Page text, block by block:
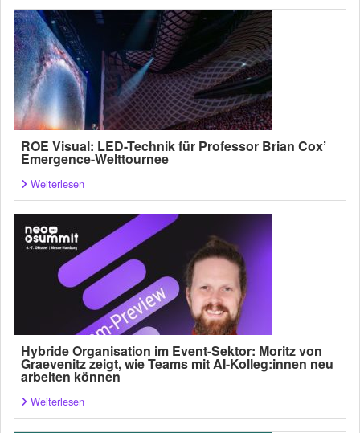
ROE Visual: LED-Technik für Professor Brian Cox’
Emergence-Welttournee
Weiterlesen
Hybride Organisation im Event-Sektor: Moritz von
Graevenitz zeigt, wie Teams mit AI-Kolleg:innen neu
arbeiten können
Weiterlesen